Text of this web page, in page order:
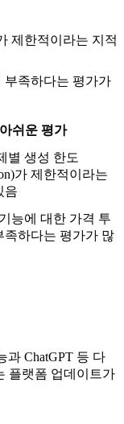
제한적이라는 지적
부족하다는 평가가
아쉬운 평가
별 생성 한도
가 제한적이라는
음
능에 대한 가격 투
족하다는 평가가 많
과 ChatGPT 등 다
플랫폼 업데이트가